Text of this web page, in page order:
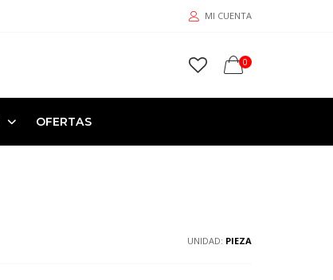
MI CUENTA
0
OFERTAS
UNIDAD: PIEZA